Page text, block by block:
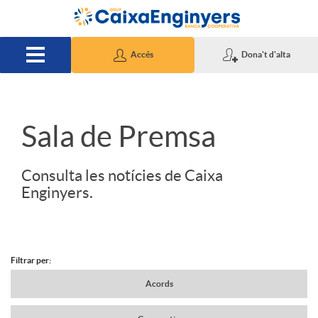
Salta al contingut principal
Accés Dona't d'alta
S
d
Sala de Premsa
Consulta les notícies de Caixa
Enginyers.
N
Filtrar per:
Acords